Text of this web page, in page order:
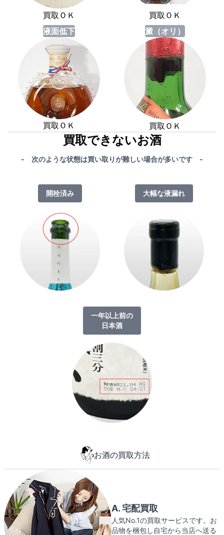
買取ＯＫ
買取ＯＫ
液面低下
買取ＯＫ
澱（オリ）
買取ＯＫ
買取できないお酒
- 次のような状態は買い取りが難しい場合が多いです -
開栓済み 大幅な液漏れ
一年以上前の
日本酒
お酒の買取方法
A. 宅配買取
人気No.1の買取サービスです。お
品物を梱包し自宅から当店へ送る